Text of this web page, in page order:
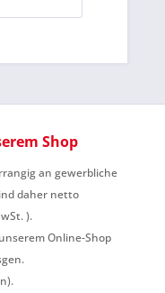
Shop
an gewerbliche
daher netto
).
Online-Shop